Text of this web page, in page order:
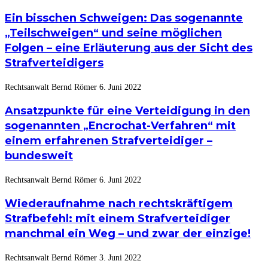
Ein bisschen Schweigen: Das sogenannte
„Teilschweigen“ und seine möglichen
Folgen – eine Erläuterung aus der Sicht des
Strafverteidigers
Rechtsanwalt Bernd Römer 6. Juni 2022
Ansatzpunkte für eine Verteidigung in den
sogenannten „Encrochat-Verfahren“ mit
einem erfahrenen Strafverteidiger –
bundesweit
Rechtsanwalt Bernd Römer 6. Juni 2022
Wiederaufnahme nach rechtskräftigem
Strafbefehl: mit einem Strafverteidiger
manchmal ein Weg – und zwar der einzige!
Rechtsanwalt Bernd Römer 3. Juni 2022